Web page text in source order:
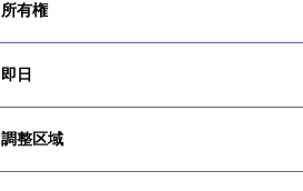
所有権
即日
調整区域